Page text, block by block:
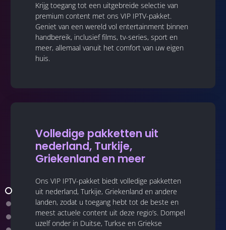
Krijg toegang tot een uitgebreide selectie van
premium content met ons VIP IPTV-pakket.
Geniet van een wereld vol entertainment binnen
handbereik, inclusief films, tv-series, sport en
meer, allemaal vanuit het comfort van uw eigen
huis.
Volledige pakketten uit
nederland, Turkije,
Griekenland en meer
Ons VIP IPTV-pakket biedt volledige pakketten
uit nederland, Turkije, Griekenland en andere
landen, zodat u toegang hebt tot de beste en
meest actuele content uit deze regio’s. Dompel
uzelf onder in Duitse, Turkse en Griekse